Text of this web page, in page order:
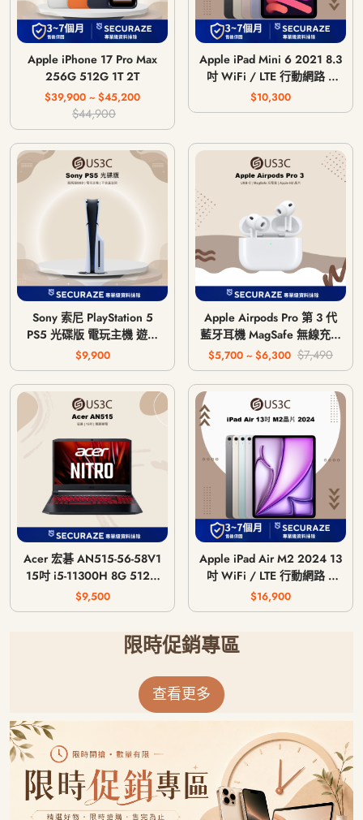
Apple iPhone 17 Pro Max
256G 512G 1T 2T
$39,900 ~ $45,200
$44,900
Apple iPad Mini 6 2021 8.3
吋 WiFi / LTE 行動網路 /
64G 256G
$10,300
Sony 索尼 PlayStation 5
PS5 光碟版 電玩主機 遊戲
主機 CFI-1018A / CFI-
1118A / CFI-1218A
$9,900
Apple Airpods Pro 第 3 代
藍牙耳機 MagSafe 無線充電
版 USB-C
$5,700 ~ $6,300 $7,490
Acer 宏碁 AN515-56-58V1
15吋 i5-11300H 8G 512G
GTX 1650 4G
$9,500
Apple iPad Air M2 2024 13
吋 WiFi / LTE 行動網路 /
128G 256G 512G 1T
$16,900
限時促銷專區
查看更多